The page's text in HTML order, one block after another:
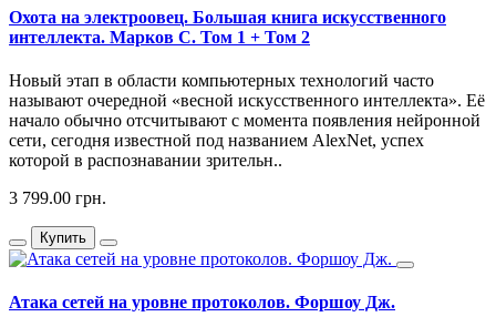
Охота на электроовец. Большая книга искусственного
интеллекта. Марков С. Том 1 + Том 2
Новый этап в области компьютерных технологий часто
называют очередной «весной искусственного интеллекта». Её
начало обычно отсчитывают с момента появления нейронной
сети, сегодня известной под названием AlexNet, успех
которой в распознавании зрительн..
3 799.00 грн.
Купить
Атака сетей на уровне протоколов. Форшоу Дж.